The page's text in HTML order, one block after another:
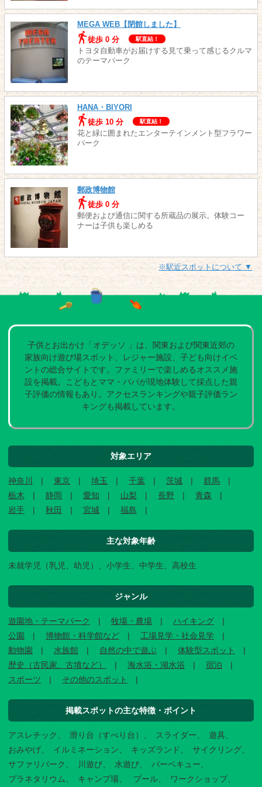
MEGA WEB【閉館しました】
徒歩 0 分
駅直結！
トヨタ自動車がお届けする見て乗って感じるクルマ
のテーマパーク
HANA・BIYORI
徒歩 10 分
駅直結！
花と緑に囲まれたエンターテインメント型フラワー
パーク
郵政博物館
徒歩 0 分
郵便および通信に関する所蔵品の展示。体験コー
ナーは子供も楽しめる
※駅近スポットについて ▼
子供とお出かけ「オデッソ 」は、関東および関東近郊の
家族向け遊び場スポット、レジャー施設、子ども向けイベ
ントの総合サイトです。ファミリーで楽しめるオススメ施
設を掲載。こどもとママ・パパが現地体験して採点した親
子評価の情報もあり。アクセスランキングや親子評価ラン
キングも掲載しています。
対象エリア
神奈川 東京 埼玉 千葉 茨城
群馬
栃木
静岡 愛知 山梨 長野
青森
岩手
秋田 宮城 福島
主な対象年齢
未就学児（乳児、幼児）、小学生、中学生、高校生
ジャンル
遊園地・テーマパーク 牧場・農場
ハイキング
公園
博物館・科学館など
工場見学・社会見学
動物園
水族館 自然の中で遊ぶ
体験型スポット
歴史（古民家、古墳など）
海水浴・湖水浴
宿泊
スポーツ
その他のスポット
掲載スポットの主な特徴・ポイント
アスレチック 滑り台（すべり台） スライダー
遊具
おみやげ
イルミネーション キッズランド
サイクリング
サファリパーク
川遊び 水遊び
バーベキュー
プラネタリウム
キャンプ場 プール ワークショップ